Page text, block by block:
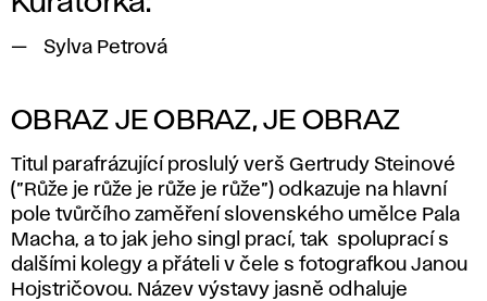
Sylva Petrová
OBRAZ JE OBRAZ, JE OBRAZ
Titul parafrázující proslulý verš Gertrudy Steinové
(”Růže je růže je růže je růže”) odkazuje na hlavní
pole tvůrčího zaměření slovenského umělce Pala
Macha, a to jak jeho singl prací, tak spoluprací s
dalšími kolegy a přáteli v čele s fotografkou Janou
Hojstričovou. Název výstavy jasně odhaluje